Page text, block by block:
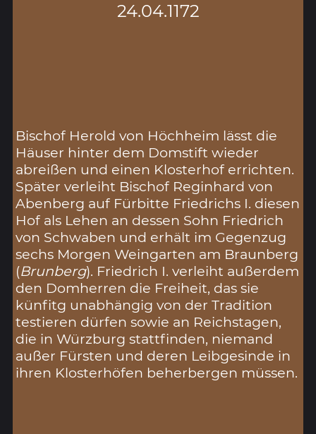
24.04.1172
Bischof Herold von Höchheim lässt die
Häuser hinter dem Domstift wieder
abreißen und einen Klosterhof errichten.
Später verleiht Bischof Reginhard von
Abenberg auf Fürbitte Friedrichs I. diesen
Hof als Lehen an dessen Sohn Friedrich
von Schwaben und erhält im Gegenzug
sechs Morgen Weingarten am Braunberg
(Brunberg). Friedrich I. verleiht außerdem
den Domherren die Freiheit, das sie
künfitg unabhängig von der Tradition
testieren dürfen sowie an Reichstagen,
die in Würzburg stattfinden, niemand
außer Fürsten und deren Leibgesinde in
ihren Klosterhöfen beherbergen müssen.